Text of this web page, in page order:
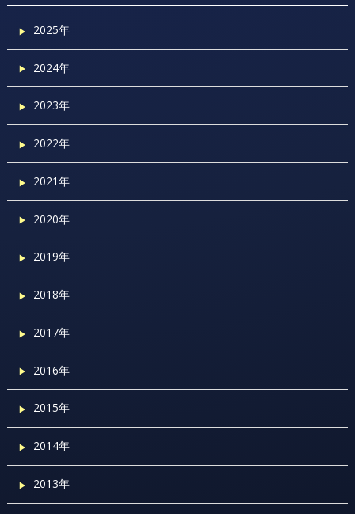
2025年
2024年
2023年
2022年
2021年
2020年
2019年
2018年
2017年
2016年
2015年
2014年
2013年